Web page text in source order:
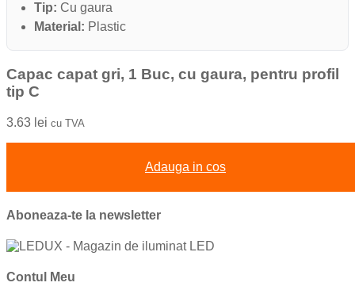
Tip: Cu gaura
Material: Plastic
Capac capat gri, 1 Buc, cu gaura, pentru profil
tip C
3.63 lei cu TVA
Adauga in cos
Aboneaza-te la newsletter
Contul Meu